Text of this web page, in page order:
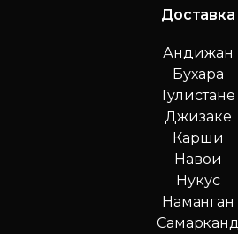
Доставка
Андижан
Бухара
Гулистане
Джизаке
Карши
Навои
Нукус
Наманган
Самарканд